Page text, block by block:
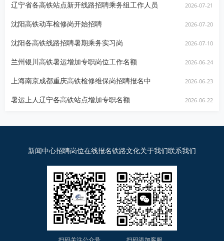
辽宁省各高铁站点新开线路招聘乘务组工作人员 2026-07-21
沈阳高铁动车检修岗开始招聘 2026-07-20
沈阳各高铁线路招聘暑期乘务实习岗 2026-07-10
兰州银川高铁暑运增加专职岗位工作名额 2026-06-24
上海南京成都重庆高铁检修维保岗招聘报名中 2026-06-23
暑运上人辽宁各高铁站点增加专职名额 2026-06-22
新闻中心招聘岗位在线报名铁路文化关于我们联系我们